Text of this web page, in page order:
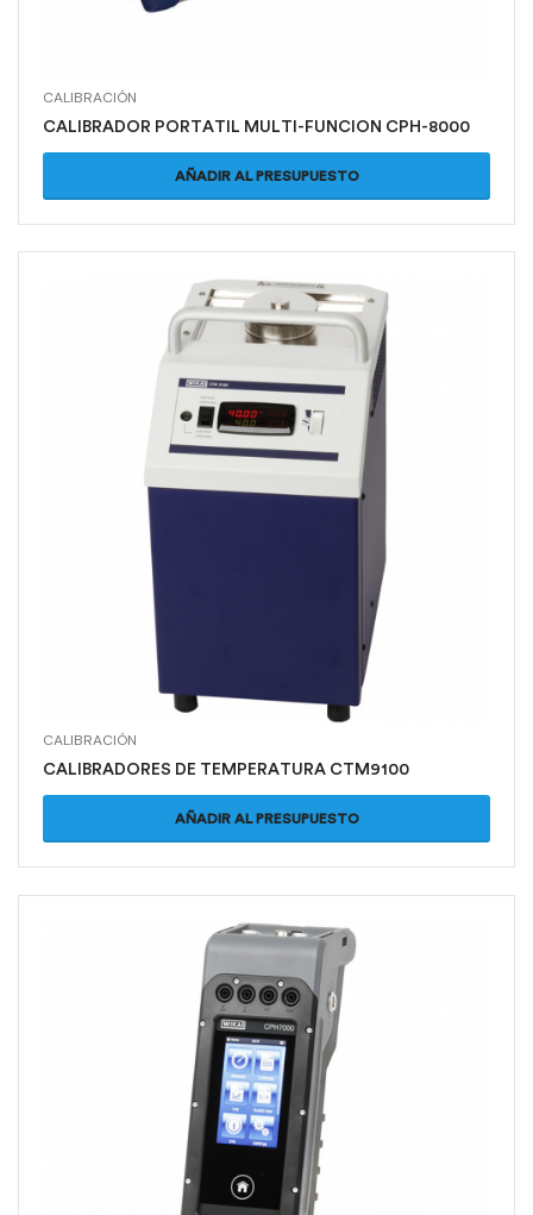
CALIBRACIÓN
CALIBRADOR PORTATIL MULTI-FUNCION CPH-8000
AÑADIR AL PRESUPUESTO
CALIBRACIÓN
CALIBRADORES DE TEMPERATURA CTM9100
AÑADIR AL PRESUPUESTO